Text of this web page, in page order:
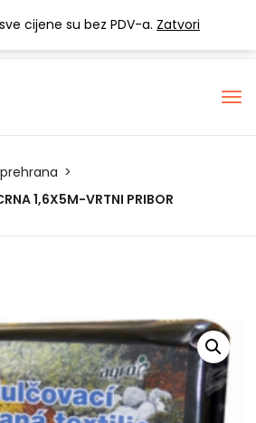
cijene su bez PDV-a. Zatvori
info@mari-trgovina.hr
1,6X5M-VRTNI PRIBOR